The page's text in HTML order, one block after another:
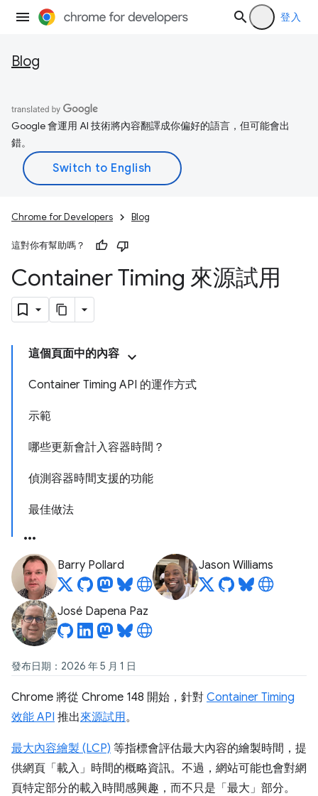
登入
Blog
Google 會運用 AI 技術將內容翻譯成你偏好的語言，但可能會出
錯。
Chrome for Developers Blog
這對你有幫助嗎？
Container Timing 來源試用
這個頁面中的內容
Container Timing API 的運作方式
示範
哪些更新會計入容器時間？
偵測容器時間支援的功能
最佳做法
Barry Pollard Jason Williams
José Dapena Paz
發布日期：2026 年 5 月 1 日
Chrome 將從 Chrome 148 開始，針對 Container Timing
效能 API 推出來源試用。
最大內容繪製 (LCP) 等指標會評估最大內容的繪製時間，提
供網頁「載入」時間的概略資訊。不過，網站可能也會對網
頁特定部分的載入時間感興趣，而不只是「最大」部分。